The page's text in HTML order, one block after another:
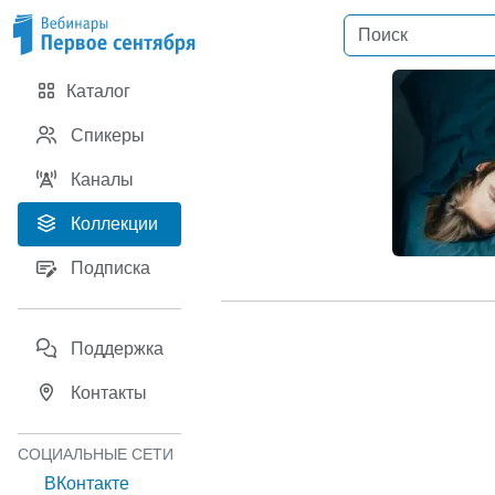
Каталог
Спикеры
Каналы
Коллекции
Подписка
Поддержка
Контакты
СОЦИАЛЬНЫЕ СЕТИ
ВКонтакте